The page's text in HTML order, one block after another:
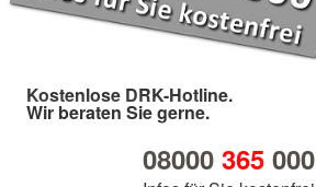
Kostenlose DRK-Hotline.
Wir beraten Sie gerne.
08000 365000